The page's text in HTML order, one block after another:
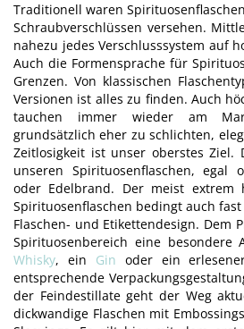
Traditionell waren
Schraubverschlüssen versehen.
nahezu jedes Verschlusssystem auf
Auch die Formensprache für
Grenzen. Von klassischen
Versionen ist alles zu finden. Auch
tauchen immer wieder am
grundsätzlich eher zu schlichten,
Zeitlosigkeit ist unser oberstes Ziel.
unseren Spirituosenflaschen, egal
oder Edelbrand. Der meist extrem
Spirituosenflaschen bedingt auch
Flaschen- und Etikettendesign. Dem
Spirituosenbereich eine besondere
Whisky, ein Gin oder ein
entsprechende
der Feindestillate geht der Weg
dickwandige Flaschen mit